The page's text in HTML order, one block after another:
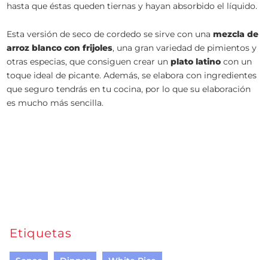
hasta que éstas queden tiernas y hayan absorbido el líquido.
Esta versión de seco de cordedo se sirve con unamezcla de
arroz blanco con frijoles, una gran variedad de pimientos y
otras especias, que consiguen crear unplato latino con un
toque ideal de picante. Además, se elabora con ingredientes
que seguro tendrás en tu cocina, por lo que su elaboración
es mucho más sencilla.
Etiquetas